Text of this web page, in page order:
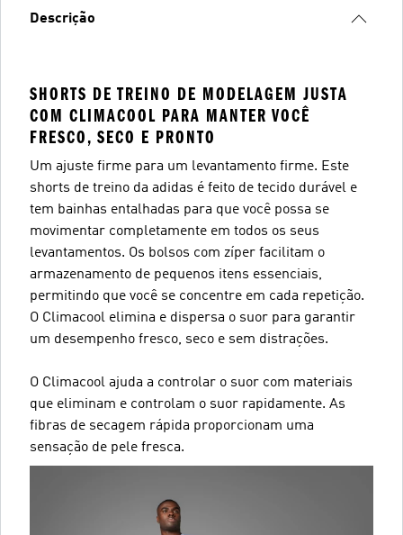
Descrição
SHORTS DE TREINO DE MODELAGEM JUSTA
COM CLIMACOOL PARA MANTER VOCÊ
FRESCO, SECO E PRONTO
Um ajuste firme para um levantamento firme. Este
shorts de treino da adidas é feito de tecido durável e
tem bainhas entalhadas para que você possa se
movimentar completamente em todos os seus
levantamentos. Os bolsos com zíper facilitam o
armazenamento de pequenos itens essenciais,
permitindo que você se concentre em cada repetição.
O Climacool elimina e dispersa o suor para garantir
um desempenho fresco, seco e sem distrações.
O Climacool ajuda a controlar o suor com materiais
que eliminam e controlam o suor rapidamente. As
fibras de secagem rápida proporcionam uma
sensação de pele fresca.